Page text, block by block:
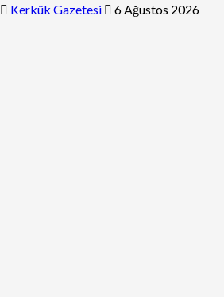
Kerkük Gazetesi 6 Ağustos 2026